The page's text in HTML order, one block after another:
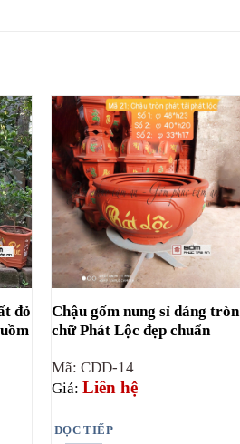
đỏ
Chậu gốm nung sỉ dáng tròn
chữ Phát Lộc đẹp chuẩn
Mã: CDD-14
Giá: Liên hệ
ĐỌC TIẾP